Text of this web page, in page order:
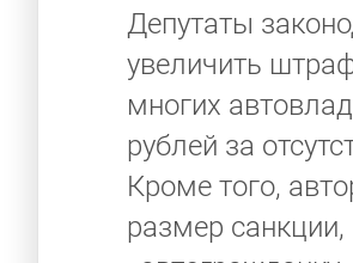
Депутаты
увеличить
многих
рублей за
Кроме того,
размер